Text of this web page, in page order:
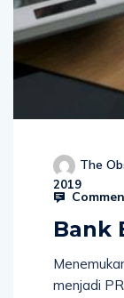
The
2019
Bank
menjadi